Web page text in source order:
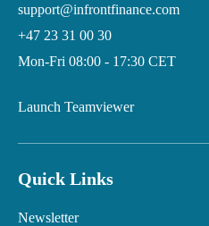
support@infrontfinance.com
+47 23 31 00 30
Mon-Fri 08:00 - 17:30 CET
Launch Teamviewer
Quick Links
Newsletter